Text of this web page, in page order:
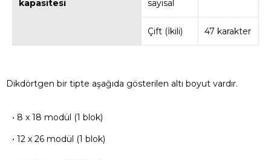
kapasitesi sayısal
Çift (İkili) 47 karakter
Dikdörtgen bir tipte aşağıda gösterilen altı boyut vardır.
• 8 x 18 modül (1 blok)
• 12 x 26 modül (1 blok)